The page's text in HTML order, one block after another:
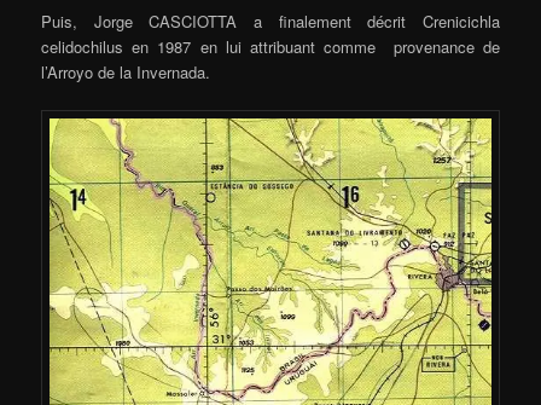
Puis, Jorge CASCIOTTA a finalement décrit Crenicichla
celidochilus en 1987 en lui attribuant comme provenance de
l’Arroyo de la Invernada.